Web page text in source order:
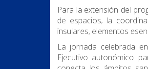
Para la extensión del
de espacios, la
insulares, elementos
La jornada celebrada
Ejecutivo autonómico